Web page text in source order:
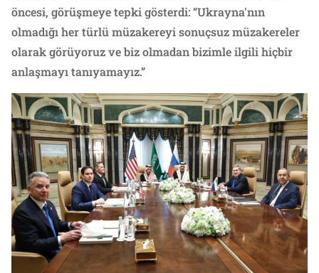
öncesi, görüşmeye tepki gösterdi: “Ukrayna'nın
olmadığı her türlü müzakereyi sonuçsuz müzakereler
olarak görüyoruz ve biz olmadan bizimle ilgili hiçbir
anlaşmayı tanıyamayız.”